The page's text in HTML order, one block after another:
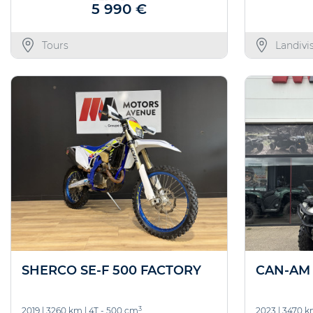
5 990 €
Tours
SHERCO SE-F 500 FACTORY
2019 3260 km 4T - 500 cm3
CAN-AM
2023 3470